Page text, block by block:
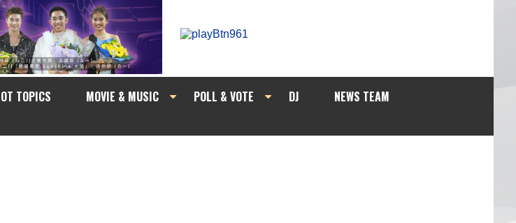
TOPICS MOVIE & MUSIC POLL & VOTE DJ
NEWS TEAM